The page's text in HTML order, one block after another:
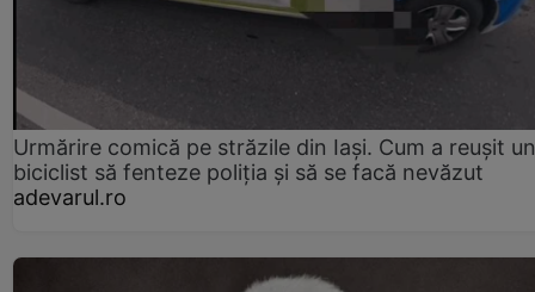
Urmărire comică pe străzile din Iași. Cum a reușit un
biciclist să fenteze poliția și să se facă nevăzut
adevarul.ro